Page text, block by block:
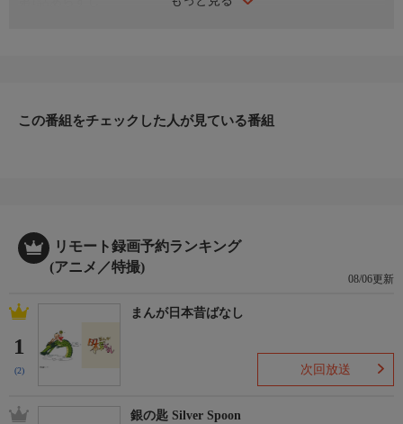
春の高校バレー宮城県予選、激闘を制し悲願の全国大会出場を決
戦が始まる―!!（全25話）
キャスト
日向翔陽：村瀬歩／影山飛雄：石川界人／澤村大地：日野聡／菅
夕：岡本信彦／月島蛍：内山昂輝／山口忠：斉藤壮馬／縁下力：
増田俊樹／清水潔子：名塚佳織／谷地仁花：諸星すみれ／武田一
鉄：神谷浩史／烏養繋心：江川央生／星海光来：花江夏樹／宮
侑：宮野真守
この番組をチェックした人が見ている番組
リモート録画予約ランキング
(アニメ／特撮)
08/06更新
1
(2)
まんが日本昔ばなし
次回放送
銀の匙 Silver Spoon